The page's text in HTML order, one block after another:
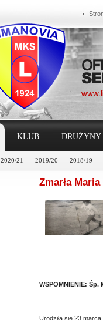
2020/21 2019/20 2018/19
KLUB DRUŻYNY
Zmarła
WSPOMNIENIE: Śp.
Urodziła się 23